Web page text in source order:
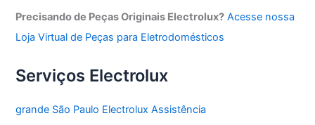
Precisando de Peças Originais Electrolux? Acesse nossa
Loja Virtual de Peças para Eletrodomésticos
Serviços Electrolux
grande São Paulo Electrolux Assistência